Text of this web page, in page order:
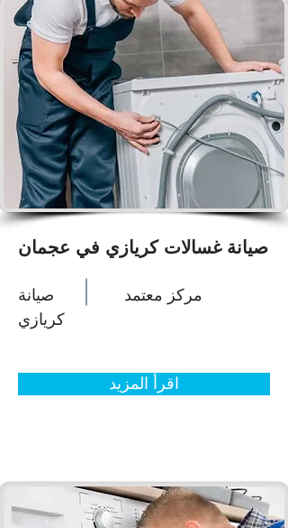
صيانة غسالات كريازي في عجمان
صيانة
كريازي
مركز معتمد
اقرأ المزيد